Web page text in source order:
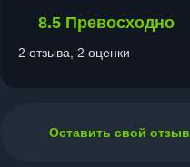
8.5 Превосходно
2 отзыва, 2 оценки
Оставить свой отзыв